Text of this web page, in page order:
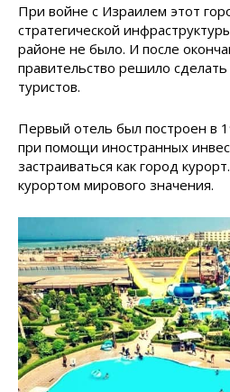
При войне с Израилем этот
стратегической
районе не было. И после
правительство решило
туристов.
Первый отель был построен в
при помощи иностранных
застраиваться как город
курортом мирового значения.